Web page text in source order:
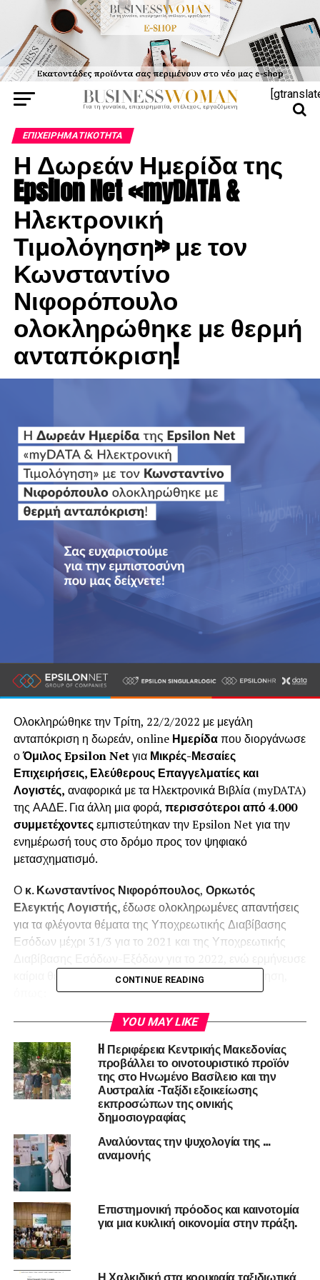
ΕΠΙΧΕΙΡΗΜΑΤΙΚΌΤΗΤΑ
Η Δωρεάν Ημερίδα της
Epsilon Net «myDATA &
Ηλεκτρονική
Τιμολόγηση» με τον
Κωνσταντίνο
Νιφορόπουλο
ολοκληρώθηκε με θερμή
ανταπόκριση!
Ολοκληρώθηκε την Τρίτη, 22/2/2022 με μεγάλη
ανταπόκριση η δωρεάν, onlineΗμερίδαπου διοργάνωσε
οΌμιλος Epsilon Netγια Μικρές-Μεσαίες
Επιχειρήσεις, Ελεύθερους Επαγγελματίες και
Λογιστές, αναφορικά με τα Ηλεκτρονικά Βιβλία (myDATA)
της ΑΑΔΕ. Για άλλη μια φορά, περισσότεροι από 4.000
συμμετέχοντεςεμπιστεύτηκαν την Epsilon Net για την
ενημέρωσή τους στο δρόμο προς τον ψηφιακό
μετασχηματισμό.
Ο κ. Κωνσταντίνος Νιφορόπουλος, Ορκωτός
Ελεγκτής Λογιστής,έδωσεολοκληρωμένες απαντήσεις
για τα φλέγοντα θέματα της Υποχρεωτικής Διαβίβασης
Εσόδων μέχρι 31/3 για το 2021 και της Υποχρεωτικής
καίρια θέματα γύρω από την Ηλεκτρονική Τιμολόγηση,
• Ποια είναι και τι εγγράφονται (διαβιβάζονται) στα
ηλεκτρονικά βιβλία;
• Με ποιους τρόπους διαβιβάζονται οι «συνόψεις» και οι
«χαρακτηρισμοί»
• «Ταμειακές Μηχανές/Φ.Η.Μ» και διασύνδεση με το
«esend» και το «myDATA»
• «Πιστοποίηση Διαβίβασης/Καταχώρησης» –
«Μοναδικός Αριθμός Καταχώρησης (Μ.Α.Ρ.Κ.)»
• Οντότητες που εξαιρούνται και Οντότητες με μειωμένες
υποχρεώσεις
• Παράλειψη διαβίβασης – διαδικασία ελέγχου,
CONTINUE READING
YOU MAY LIKE
H Περιφέρεια Κεντρικής Μακεδονίας
προβάλλει το οινοτουριστικό προϊόν
της στο Ηνωμένο Βασίλειο και την
Αυστραλία -Ταξίδι εξοικείωσης
εκπροσώπων της οινικής
δημοσιογραφίας
Αναλύοντας την ψυχολογία της …
αναμονής
Επιστημονική πρόοδος και καινοτομία
για μια κυκλική οικονομία στην πράξη.